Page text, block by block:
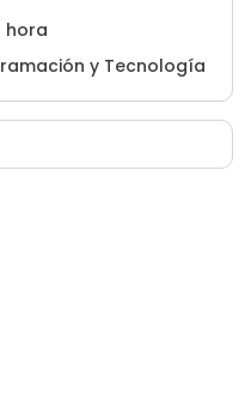
hora
y Tecnología